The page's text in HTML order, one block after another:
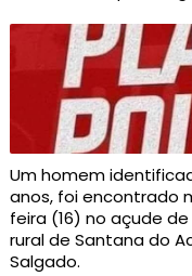
Um homem
anos, foi encontrado
feira (16) no açude
rural de Santana do
Salgado.